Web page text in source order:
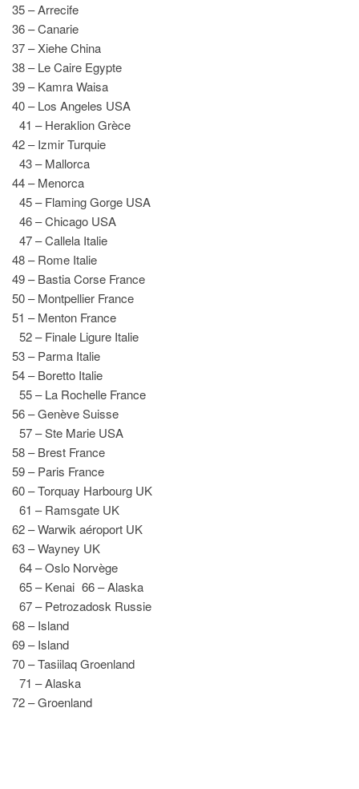
35 – Arrecife
36 – Canarie
37 – Xiehe China
38 – Le Caire Egypte
39 – Kamra Waisa
40 – Los Angeles USA
41 – Heraklion Grèce
42 – Izmir Turquie
43 – Mallorca
44 – Menorca
45 – Flaming Gorge USA
46 – Chicago USA
47 – Callela Italie
48 – Rome Italie
49 – Bastia Corse France
50 – Montpellier France
51 – Menton France
52 – Finale Ligure Italie
53 – Parma Italie
54 – Boretto Italie
55 – La Rochelle France
56 – Genève Suisse
57 – Ste Marie USA
58 – Brest France
59 – Paris France
60 – Torquay Harbourg UK
61 – Ramsgate UK
62 – Warwik aéroport UK
63 – Wayney UK
64 – Oslo Norvège
65 – Kenai 66 – Alaska
67 – Petrozadosk Russie
68 – Island
69 – Island
70 – Tasiilaq Groenland
71 – Alaska
72 – Groenland